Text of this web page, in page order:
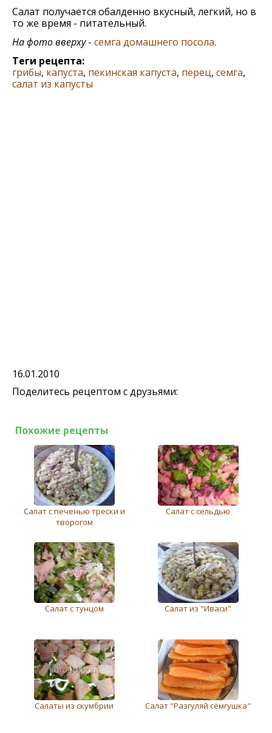
Салат получается обалденно вкусный, легкий, но в
то же время - питательный.
На фото вверху- семга домашнего посола.
Теги рецепта:
грибы, капуста, пекинская капуста, перец, семга,
салат из капусты
16.01.2010
Поделитесь рецептом с друзьями:
Похожие рецепты
Салат с печенью трески и
творогом
Салат с сельдью
Салат с тунцом Салат из "Иваси"
Салаты из скумбрии Салат "Разгуляй сёмгушка"